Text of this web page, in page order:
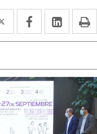
Twitter
Enlace
a
aplicación
externa.
Facebook
Enlace
a
aplicación
externa.
Enlace
a